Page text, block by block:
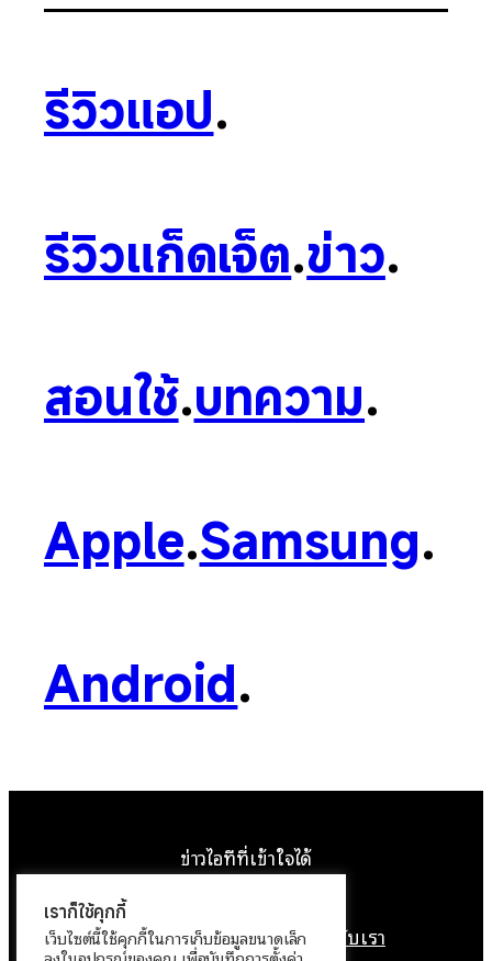
รีวิวแอป.
รีวิวแก็ดเจ็ต.ข่าว.
สอนใช้.บทความ.
Apple.Samsung.
Android.
ข่าวไอทีที่เข้าใจได้
หน้าแรกติดต่อเราลิขสิทธิ์เกี่ยวกับเรา
เราก็ใช้คุกกี้
เว็บไซต์นี้ใช้คุกกี้ในการเก็บข้อมูลขนาดเล็ก